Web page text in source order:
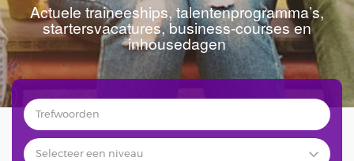
Actuele traineeships, talentenprogramma’s,
startersvacatures, business-courses en
inhousedagen